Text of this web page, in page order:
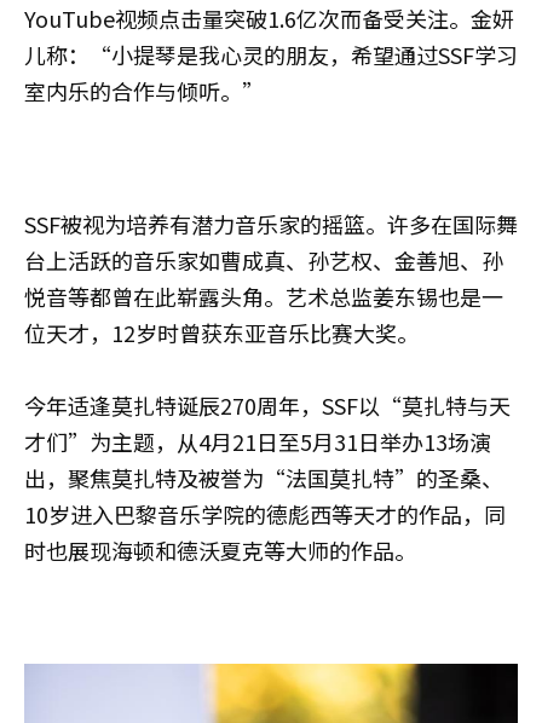
YouTube视频点击量突破1.6亿次而备受关注。金妍
儿称：“小提琴是我心灵的朋友，希望通过SSF学习
室内乐的合作与倾听。”
SSF被视为培养有潜力音乐家的摇篮。许多在国际舞
台上活跃的音乐家如曹成真、孙艺权、金善旭、孙
悦音等都曾在此崭露头角。艺术总监姜东锡也是一
位天才，12岁时曾获东亚音乐比赛大奖。
今年适逢莫扎特诞辰270周年，SSF以“莫扎特与天
才们”为主题，从4月21日至5月31日举办13场演
出，聚焦莫扎特及被誉为“法国莫扎特”的圣桑、
10岁进入巴黎音乐学院的德彪西等天才的作品，同
时也展现海顿和德沃夏克等大师的作品。